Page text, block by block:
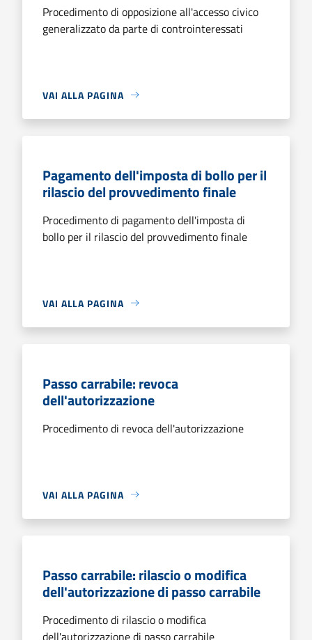
Procedimento di opposizione all'accesso civico
generalizzato da parte di controinteressati
VAI ALLA PAGINA
Pagamento dell'imposta di bollo per il
rilascio del provvedimento finale
Procedimento di pagamento dell'imposta di
bollo per il rilascio del provvedimento finale
VAI ALLA PAGINA
Passo carrabile: revoca
dell'autorizzazione
Procedimento di revoca dell'autorizzazione
VAI ALLA PAGINA
Passo carrabile: rilascio o modifica
dell'autorizzazione di passo carrabile
Procedimento di rilascio o modifica
dell'autorizzazione di passo carrabile